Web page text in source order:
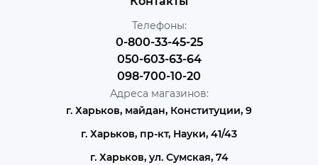
Телефоны:
0-800-33-45-25
050-603-63-64
098-700-10-20
Адреса магазинов:
г. Харьков, майдан, Конституции, 9
г. Харьков, пр-кт, Науки, 41/43
г. Харьков, ул. Сумская, 74